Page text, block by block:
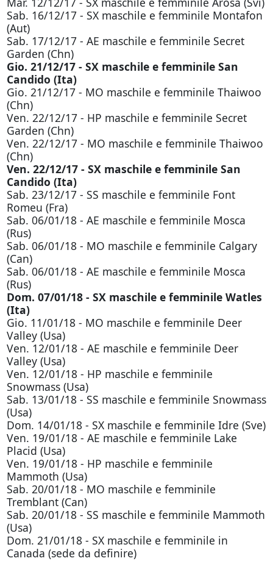
Sab. 16/12/17 - SX maschile e femminile Montafon
(Aut)
Sab. 17/12/17 - AE maschile e femminile Secret
Garden (Chn)
Gio. 21/12/17 - SX maschile e femminile San
Candido (Ita)
Gio. 21/12/17 - MO maschile e femminile Thaiwoo
(Chn)
Ven. 22/12/17 - HP maschile e femminile Secret
Garden (Chn)
Ven. 22/12/17 - MO maschile e femminile Thaiwoo
(Chn)
Ven. 22/12/17 - SX maschile e femminile San
Candido (Ita)
Sab. 23/12/17 - SS maschile e femminile Font
Romeu (Fra)
Sab. 06/01/18 - AE maschile e femminile Mosca
(Rus)
Sab. 06/01/18 - MO maschile e femminile Calgary
(Can)
Sab. 06/01/18 - AE maschile e femminile Mosca
(Rus)
Dom. 07/01/18 - SX maschile e femminile Watles
(Ita)
Gio. 11/01/18 - MO maschile e femminile Deer
Valley (Usa)
Ven. 12/01/18 - AE maschile e femminile Deer
Valley (Usa)
Ven. 12/01/18 - HP maschile e femminile
Snowmass (Usa)
Sab. 13/01/18 - SS maschile e femminile Snowmass
(Usa)
Dom. 14/01/18 - SX maschile e femminile Idre (Sve)
Ven. 19/01/18 - AE maschile e femminile Lake
Placid (Usa)
Ven. 19/01/18 - HP maschile e femminile
Mammoth (Usa)
Sab. 20/01/18 - MO maschile e femminile
Tremblant (Can)
Sab. 20/01/18 - SS maschile e femminile Mammoth
(Usa)
Dom. 21/01/18 - SX maschile e femminile in
Canada (sede da definire)